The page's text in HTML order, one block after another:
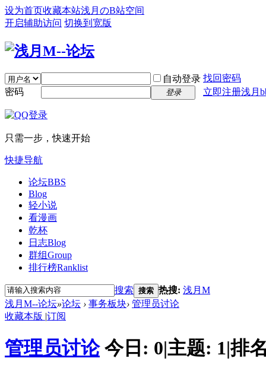
设为首页收藏本站浅月のB站空间
开启辅助访问 切换到宽版
自动登录 找回密码
密码
登录 立即注册浅月
只需一步，快速开始
快捷导航
论坛BBS
Blog
轻小说
看漫画
乾杯
日志Blog
群组Group
排行榜Ranklist
搜索 搜索 热搜: 浅月M
浅月M--论坛»论坛 › 事务板块› 管理员讨论
收藏本版 |订阅
管理员讨论 今日: 0|主题: 1|排